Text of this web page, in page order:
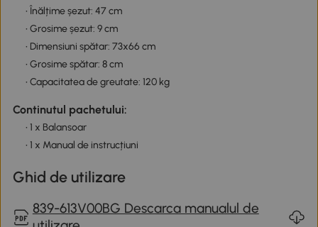
• Înălțime șezut: 47 cm
• Grosime șezut: 9 cm
• Dimensiuni spătar: 73x66 cm
• Grosime spătar: 8 cm
• Capacitatea de greutate: 120 kg
Continutul pachetului:
• 1 x Balansoar
• 1 x Manual de instrucțiuni
Ghid de utilizare
839-613V00BG Descarca manualul de